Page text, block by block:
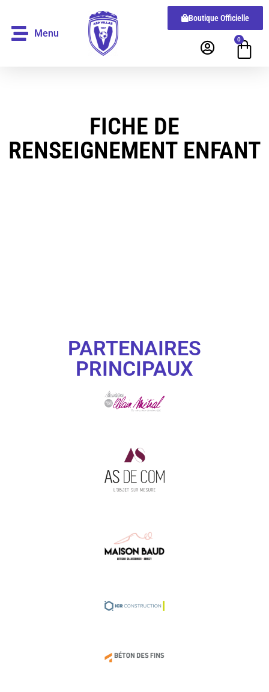
Menu
Boutique Officielle
0
FICHE DE
RENSEIGNEMENT ENFANT
PARTENAIRES
PRINCIPAUX